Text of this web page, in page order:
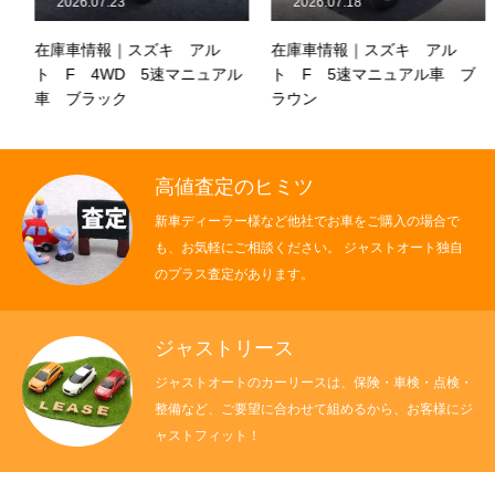
在庫車情報｜スズキ アル
ト F 4WD 5速マニュアル
車 ブラック
在庫車情報｜スズキ アル
ト F 5速マニュアル車 ブ
ラウン
高値査定のヒミツ
新車ディーラー様など他社でお車をご購入の場合で
も、お気軽にご相談ください。 ジャストオート独自
のプラス査定があります。
ジャストリース
ジャストオートのカーリースは、保険・車検・点検・
整備など、ご要望に合わせて組めるから、お客様にジ
ャストフィット！